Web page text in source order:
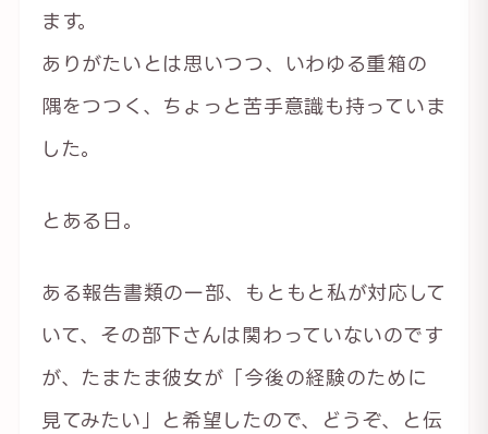
ます。
ありがたいとは思いつつ、いわゆる重箱の
隅をつつく、ちょっと苦手意識も持っていま
した。
とある日。
ある報告書類の一部、もともと私が対応して
いて、その部下さんは関わっていないのです
が、たまたま彼女が「今後の経験のために
見てみたい」と希望したので、どうぞ、と伝